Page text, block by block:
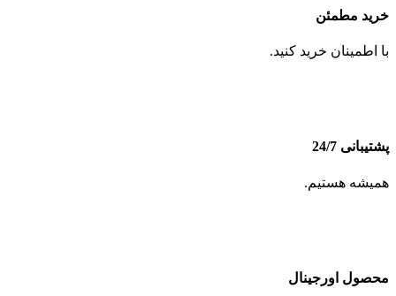
خرید مطمئن
با اطمینان خرید کنید.
پشتیبانی 24/7
همیشه هستیم.
محصول اورجینال